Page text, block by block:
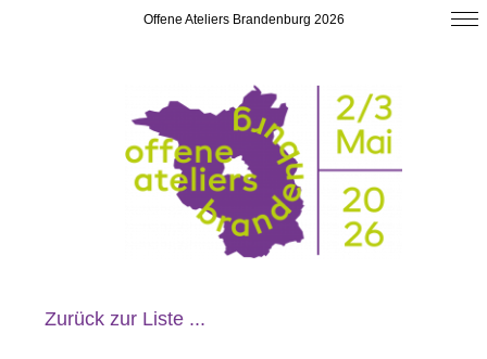
Offene Ateliers Brandenburg 2026
Zurück zur Liste ...